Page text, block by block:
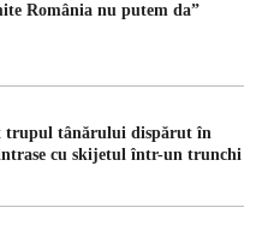
România nu putem da”
trupul tânărului dispărut în
cu skijetul într-un trunchi